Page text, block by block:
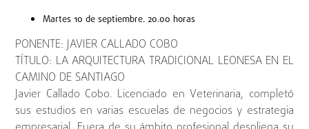
Martes 10 de septiembre. 20.00 horas
PONENTE: JAVIER CALLADO COBO
TÍTULO: LA ARQUITECTURA TRADICIONAL LEONESA EN EL
CAMINO DE SANTIAGO
Javier Callado Cobo. Licenciado en Veterinaria, completó
sus estudios en varias escuelas de negocios y estrategia